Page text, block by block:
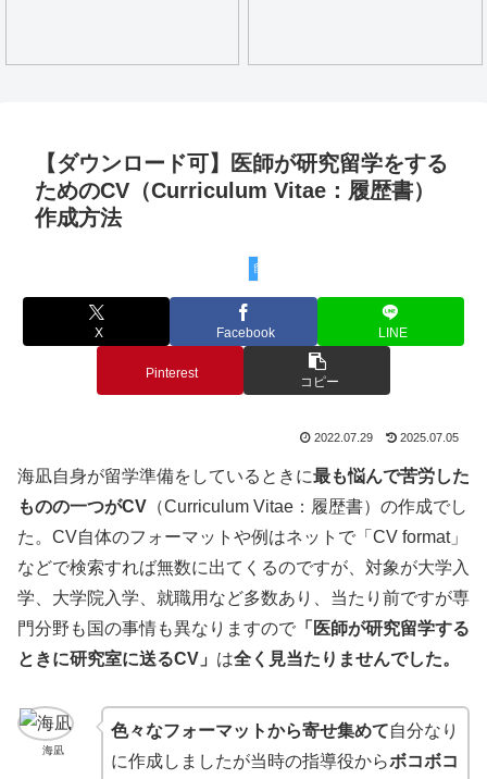
【ダウンロード可】医師が研究留学をする
ためのCV（Curriculum Vitae：履歴書）
作成方法
留学準備中の方へ
X Facebook LINE
Pinterest
コピー
2022.07.29 2025.07.05
海凪自身が留学準備をしているときに最も悩んで苦労した
ものの一つがCV （Curriculum Vitae：履歴書）の作成でし
た。CV自体のフォーマットや例はネットで「CV format」
などで検索すれば無数に出てくるのですが、対象が大学入
学、大学院入学、就職用など多数あり、当たり前ですが専
門分野も国の事情も異なりますので 「医師が研究留学する
ときに研究室に送るCV」 は全く見当たりませんでした。
海凪
色々なフォーマットから寄せ集めて自分なり
に作成しましたが当時の指導役からボコボコ